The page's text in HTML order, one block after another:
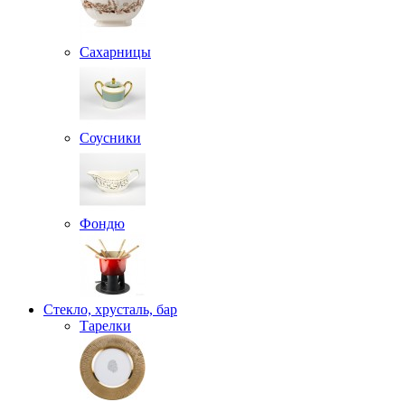
Сахарницы
Соусники
Фондю
Стекло, хрусталь, бар
Тарелки